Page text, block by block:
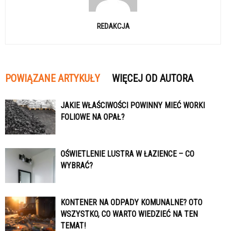
REDAKCJA
POWIĄZANE ARTYKUŁY WIĘCEJ OD AUTORA
JAKIE WŁAŚCIWOŚCI POWINNY MIEĆ WORKI
FOLIOWE NA OPAŁ?
OŚWIETLENIE LUSTRA W ŁAZIENCE – CO
WYBRAĆ?
KONTENER NA ODPADY KOMUNALNE? OTO
WSZYSTKO, CO WARTO WIEDZIEĆ NA TEN
TEMAT!